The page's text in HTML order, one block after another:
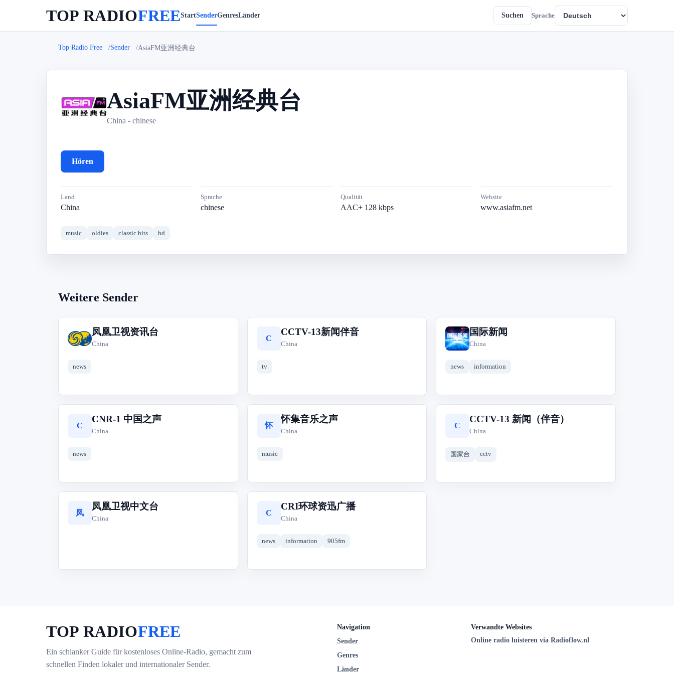
TOP RADIOFREEStartSenderGenresLänder Suchen Sprache
Top Radio Free Sender AsiaFM亚洲经典台
A AsiaFM亚洲经典台
China - chinese
Hören
Land
China
Sprache
chinese
Qualität
AAC+ 128 kbps
Website
www.asiafm.net
music oldies classic hits hd
Weitere Sender
凤
凤凰卫视资讯台
China
news
C
CCTV-13新闻伴音
China
tv
国
国际新闻
China
news information
C
CNR-1 中国之声
China
news
怀
怀集音乐之声
China
music
C
CCTV-13 新闻（伴音）
China
国家台 cctv
凤
凤凰卫视中文台
China
C
CRI环球资迅广播
China
news information 905fm
TOP RADIOFREE
Ein schlanker Guide für kostenloses Online-Radio, gemacht zum
schnellen Finden lokaler und internationaler Sender.
Navigation
Sender
Genres
Länder
Verwandte Websites
Online radio luisteren via Radioflow.nl